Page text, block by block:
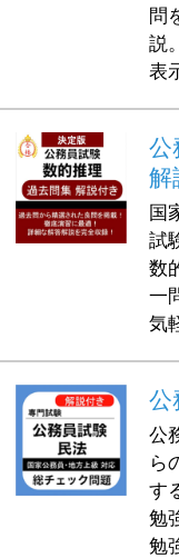
問
説
表
公
解
国
試
数
一
気
公
公
ら
す
勉
勉